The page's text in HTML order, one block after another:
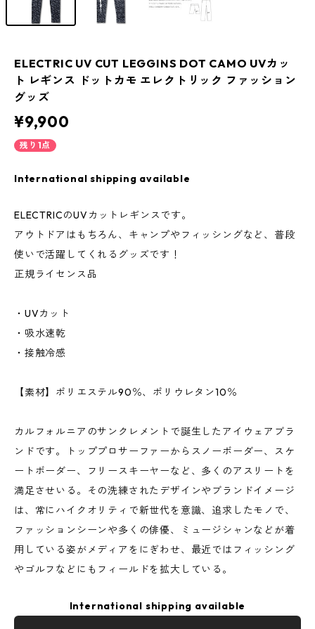
ELECTRIC UV CUT LEGGINS DOT CAMO UVカッ
ト レギンス ドットカモ エレクトリック ファッション
グッズ
¥9,900
残り1点
International shipping available
ELECTRICのUVカットレギンスです。
アウトドアはもちろん、キャンプやフィッシングなど、普段
使いで活躍してくれるグッズです！
正規ライセンス品
・UVカット
・吸水速乾
・接触冷感
【素材】ポリエステル90％、ポリウレタン10％
カルフォルニアのサンクレメントで誕生したアイウェアブラ
ンドです。トッププロサーファーからスノーボーダー、スケ
ートボーダー、フリースキーヤーなど、多くのアスリートを
満足させいる。その洗練されたデザインやブランドイメージ
は、常にハイクオリティで新世代を意識、追求したモノで、
ファッションシーンや多くの俳優、ミュージシャンなどが着
用している姿がメディアをにぎわせ、最近ではフィッシング
やゴルフなどにもフィールドを拡大している。
International shipping available